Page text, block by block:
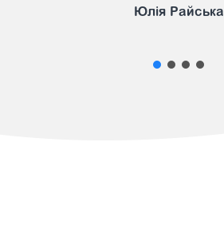
Юлія Райська